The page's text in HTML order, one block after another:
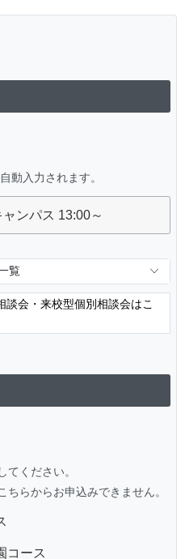
動入力されます。
覧
会・来校型個別相談会はこ
てください。
らからお申込みできません。
コース